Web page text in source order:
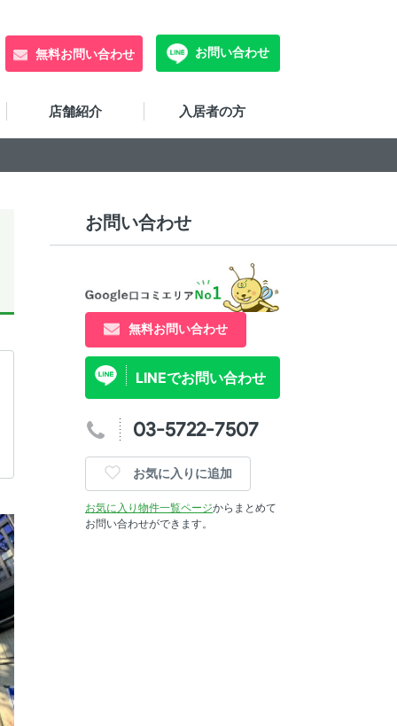
無料お問い合わせ お問い合わせ
店舗紹介 入居者の方
お問い合わせ
無料お問い合わせ
LINEでお問い合わせ
03-5722-7507
お気に入りに追加
お気に入り物件一覧ページからまとめて
お問い合わせができます。